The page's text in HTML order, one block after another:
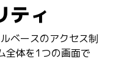
ティ
ベースのアクセス制
全体を1つの画面で